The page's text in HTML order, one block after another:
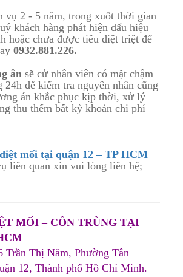
vụ 2 - 5 năm, trong xuốt thời gian
khách hàng phát hiện dấu hiệu
hoặc chưa được tiêu diệt triệt để
0932.881.226.
ân sẽ cử nhân viên có mặt chậm
24h để kiểm tra nguyên nhân cũng
án khắc phục kịp thời, xử lý
thu thếm bất kỳ khoản chi phí
diệt mối tại quận 12 – TP HCM
liên quan xin vui lòng liên hệ;
MỐI – CÔN TRÙNG TẠI
Trần Thị Năm, Phường Tân
12, Thành phố Hồ Chí Minh.